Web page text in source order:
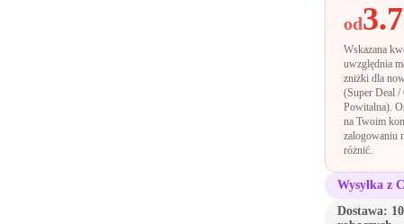
od
Wskazana
uwzględnia
zniżki dla
(Super Deal /
Powitalna).
na Twoim
zalogowaniu
różnić.
Wysyłka z
Dostawa: